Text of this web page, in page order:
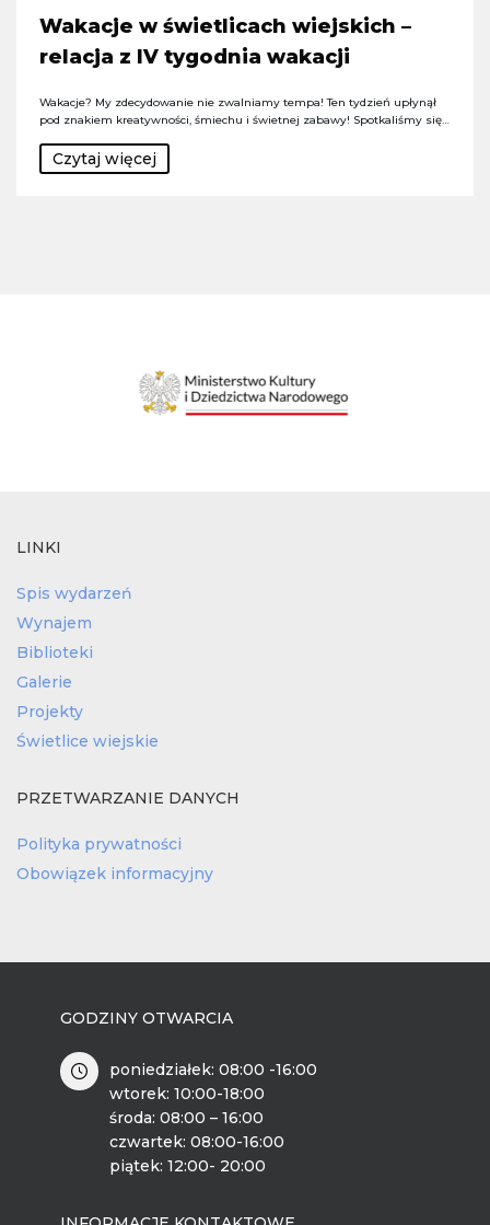
Wakacje w świetlicach wiejskich –
relacja z IV tygodnia wakacji
Wakacje? My zdecydowanie nie zwalniamy tempa! Ten tydzień upłynął
pod znakiem kreatywności, śmiechu i świetnej zabawy! Spotkaliśmy się…
Czytaj więcej
LINKI
Spis wydarzeń
Wynajem
Biblioteki
Galerie
Projekty
Świetlice wiejskie
PRZETWARZANIE DANYCH
Polityka prywatności
Obowiązek informacyjny
GODZINY OTWARCIA
poniedziałek: 08:00 -16:00
wtorek: 10:00-18:00
środa: 08:00 – 16:00
czwartek: 08:00-16:00
piątek: 12:00- 20:00